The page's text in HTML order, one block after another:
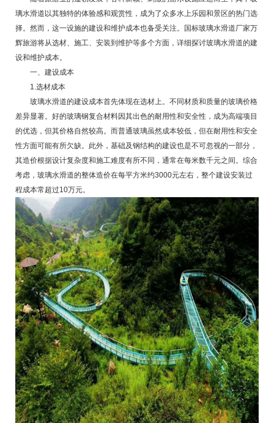
璃水滑道以其独特的体验感和观赏性，成为了众多水上乐园和景区的热门选
择。然而，这一设施的建设和维护成本也备受关注。国标玻璃水滑道厂家万
辉旅游将从选材、施工、安装到维护等多个方面，详细探讨玻璃水滑道的建
设和维护成本。
一、建设成本
1.选材成本
玻璃水滑道的建设成本首先体现在选材上。不同材质和质量的玻璃价格
差异显著。好的玻璃钢复合材料因其出色的耐用性和安全性，成为高端项目
的优选，但其价格自然较高。而普通玻璃虽然成本较低，但在耐用性和安全
性方面可能有所欠缺。此外，基础及钢结构的建设也是不可忽视的一部分，
其造价根据设计复杂度和施工难度有所不同，通常在每米数千元之间。综合
考虑，玻璃水滑道的整体造价在每平方米约3000元左右，整个建设安装过
程成本常超过10万元。